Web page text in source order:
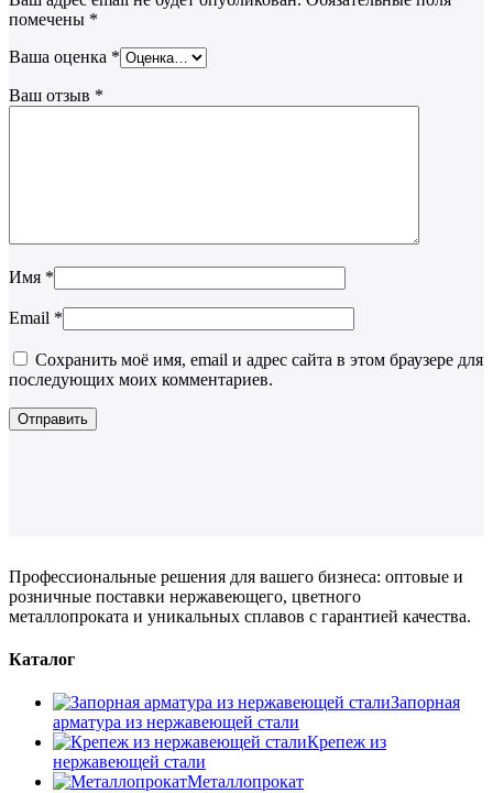
помечены *
Ваша оценка *
Ваш отзыв *
Имя *
Email *
Сохранить моё имя, email и адрес сайта в этом браузере для
последующих моих комментариев.
Профессиональные решения для вашего бизнеса: оптовые и
розничные поставки нержавеющего, цветного
металлопроката и уникальных сплавов с гарантией качества.
Каталог
Запорная
арматура из нержавеющей стали
Крепеж из
нержавеющей стали
Металлопрокат